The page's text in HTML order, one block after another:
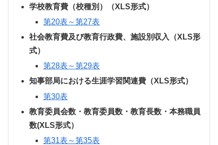
学校教育費（校種別）（XLS形式）
第20表～第27表
社会教育費及び教育行政費、施設別収入（XLS形
式）
第28表～第29表
知事部局における生涯学習関連費（XLS形式）
第30表
教育委員会数・教育委員数・教育長数・本務職員
数(XLS形式）
第31表～第35表